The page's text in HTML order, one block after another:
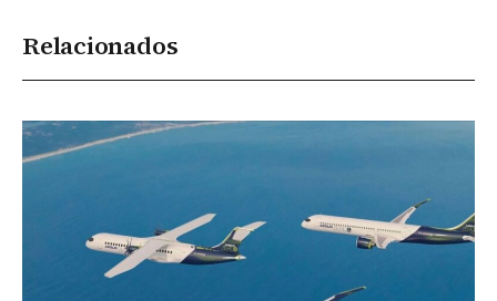
Relacionados